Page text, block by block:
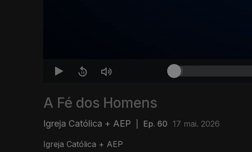
A Fé dos Homens
Igreja Católica + AEP Ep. 60 17 mai. 2026
Igreja Católica + AEP